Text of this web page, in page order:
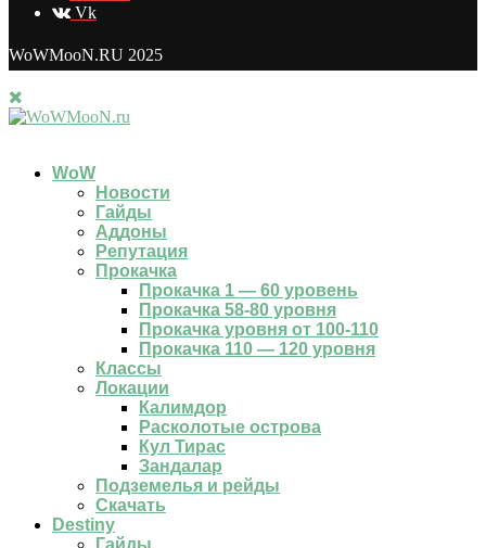
Vk
WoWMooN.RU 2025
WoW
Новости
Гайды
Аддоны
Репутация
Прокачка
Прокачка 1 — 60 уровень
Прокачка 58-80 уровня
Прокачка уровня от 100-110
Прокачка 110 — 120 уровня
Классы
Локации
Калимдор
Расколотые острова
Кул Тирас
Зандалар
Подземелья и рейды
Скачать
Destiny